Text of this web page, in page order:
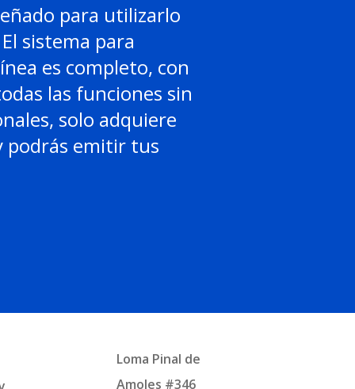
para utilizarlo
sistema para
es completo, con
las funciones sin
solo adquiere
podrás emitir tus
Loma Pinal de
Amoles #346